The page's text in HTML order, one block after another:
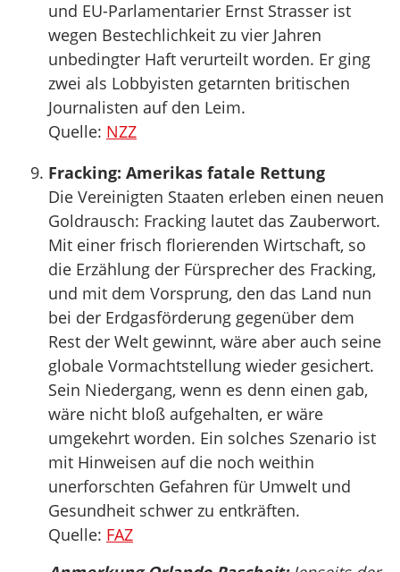
und EU-Parlamentarier Ernst Strasser ist
wegen Bestechlichkeit zu vier Jahren
unbedingter Haft verurteilt worden. Er ging
zwei als Lobbyisten getarnten britischen
Journalisten auf den Leim.
Quelle: NZZ
Fracking: Amerikas fatale Rettung
Die Vereinigten Staaten erleben einen neuen
Goldrausch: Fracking lautet das Zauberwort.
Mit einer frisch florierenden Wirtschaft, so
die Erzählung der Fürsprecher des Fracking,
und mit dem Vorsprung, den das Land nun
bei der Erdgasförderung gegenüber dem
Rest der Welt gewinnt, wäre aber auch seine
globale Vormachtstellung wieder gesichert.
Sein Niedergang, wenn es denn einen gab,
wäre nicht bloß aufgehalten, er wäre
umgekehrt worden. Ein solches Szenario ist
mit Hinweisen auf die noch weithin
unerforschten Gefahren für Umwelt und
Gesundheit schwer zu entkräften.
Quelle: FAZ